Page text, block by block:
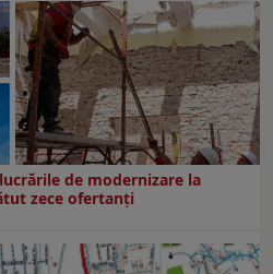
de modernizare la
zece ofertanţi